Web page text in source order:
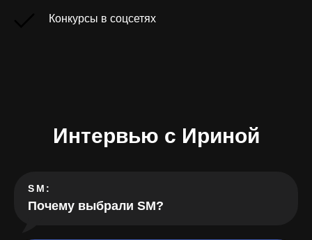
Конкурсы в соцсетях
Интервью с Ириной
SM:
Почему выбрали SM?